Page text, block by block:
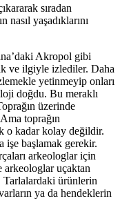
sıradan
yaşadıklarını
Akropol gibi
ve ilgiyle izlediler. Daha
yetinmeyip onları
doğdu. Bu meraklı
üzerinde
toprağın
o kadar kolay değildir.
işe başlamak gerekir.
arkeologlar için
arkeologlar uçaktan
Tarlalardaki ürünlerin
ya da hendeklerin